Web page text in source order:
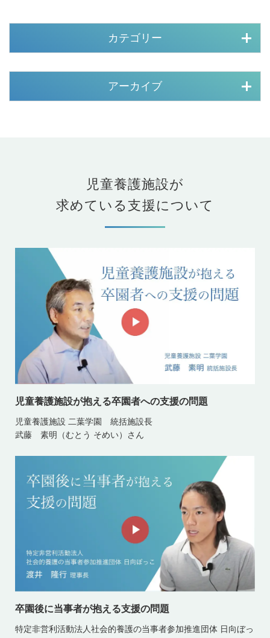
カテゴリー
アーカイブ
児童養護施設が
求めている支援について
児童養護施設が抱える卒園者への支援の問題
児童養護施設 二葉学園 統括施設長
武藤 素明（むとう そめい）さん
卒園後に当事者が抱える支援の問題
特定非営利活動法人社会的養護の当事者参加推進団体 日向ぼっ